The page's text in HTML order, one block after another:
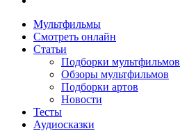
Мультфильмы
Смотреть онлайн
Статьи
Подборки мультфильмов
Обзоры мультфильмов
Подборки артов
Новости
Тесты
Аудиосказки